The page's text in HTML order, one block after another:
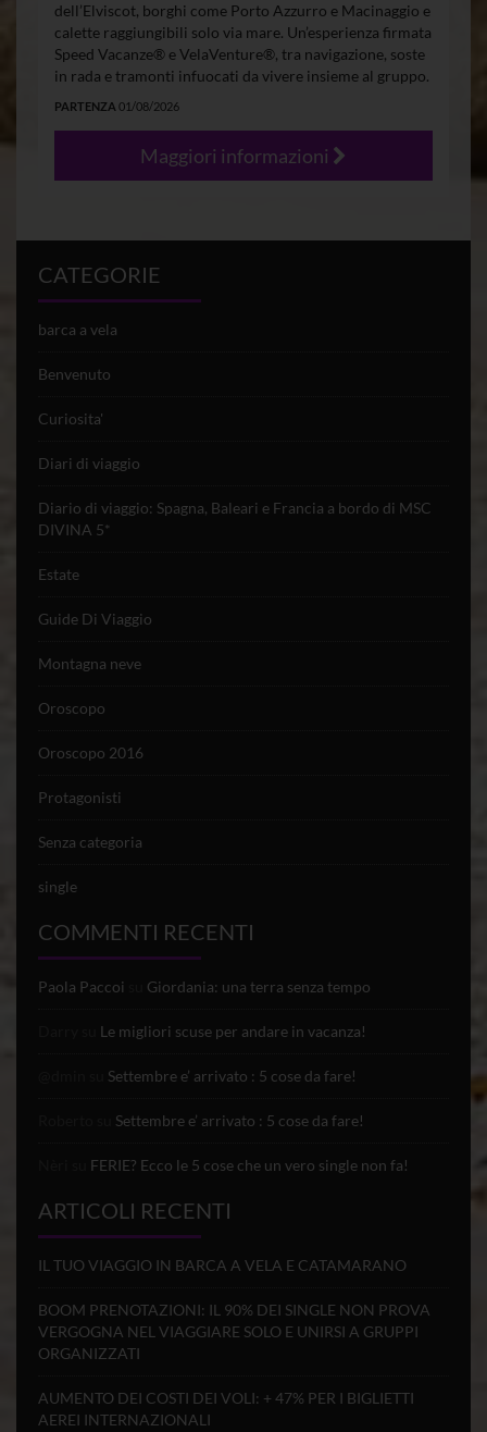
dell’Elviscot, borghi come Porto Azzurro e Macinaggio e
calette raggiungibili solo via mare. Un’esperienza firmata
Speed Vacanze® e VelaVenture®, tra navigazione, soste
in rada e tramonti infuocati da vivere insieme al gruppo.
PARTENZA 01/08/2026
Maggiori informazioni
CATEGORIE
barca a vela
Benvenuto
Curiosita'
Diari di viaggio
Diario di viaggio: Spagna, Baleari e Francia a bordo di MSC
DIVINA 5*
Estate
Guide Di Viaggio
Montagna neve
Oroscopo
Oroscopo 2016
Protagonisti
Senza categoria
single
COMMENTI RECENTI
Paola Paccoi Giordania: una terra senza tempo
Le migliori scuse per andare in vacanza!
Settembre e’ arrivato : 5 cose da fare!
Settembre e’ arrivato : 5 cose da fare!
FERIE? Ecco le 5 cose che un vero single non fa!
ARTICOLI RECENTI
IL TUO VIAGGIO IN BARCA A VELA E CATAMARANO
BOOM PRENOTAZIONI: IL 90% DEI SINGLE NON PROVA
VERGOGNA NEL VIAGGIARE SOLO E UNIRSI A GRUPPI
ORGANIZZATI
AUMENTO DEI COSTI DEI VOLI: + 47% PER I BIGLIETTI
AEREI INTERNAZIONALI